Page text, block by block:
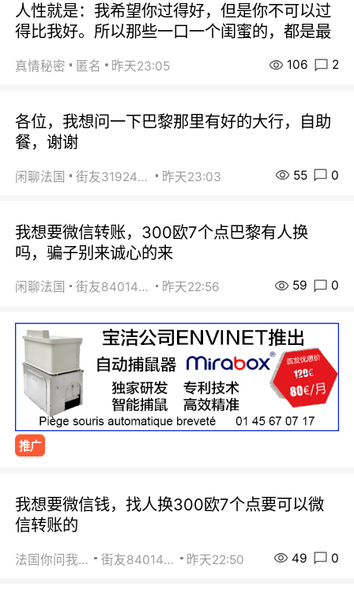
人性就是：我希望你过得好，但是你不可以过
得比我好。所以那些一口一个闺蜜的，都是最
真情秘密 匿名 昨天23:05 106 2
各位，我想问一下巴黎那里有好的大行，自助
餐，谢谢
闲聊法国 街友31924072 昨天23:03 55 0
我想要微信转账，300欧7个点巴黎有人换
吗，骗子别来诚心的来
闲聊法国 街友84014588 昨天22:56 59 0
推广
我想要微信钱，找人换300欧7个点要可以微
信转账的
法国你问我答 街友84014588 昨天22:50 49 0